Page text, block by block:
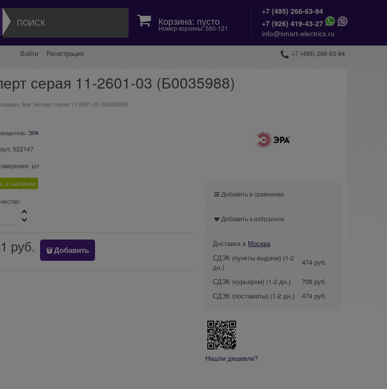
Корзина: пусто
Номер корзины: 560-121
+7 (495) 266-63-94
+7 (926) 419-43-27
info@smart-electrics.ru
Войти Регистрация +7 (495) 266-63-94
серая 11-2601-03 (Б0035988)
Эра Эксперт серая 11-2601-03 (Б0035988)
ЭРА
522147
шт
в наличии
руб. Добавить
Добавить в сравнение
Добавить в избранное
Доставка в Москва
СДЭК (пункты выдачи) (1-2
дн.)
474 руб.
СДЭК (курьером) (1-2 дн.)
708 руб.
СДЭК (постаматы) (1-2 дн.) 474 руб.
Нашли дешевле?